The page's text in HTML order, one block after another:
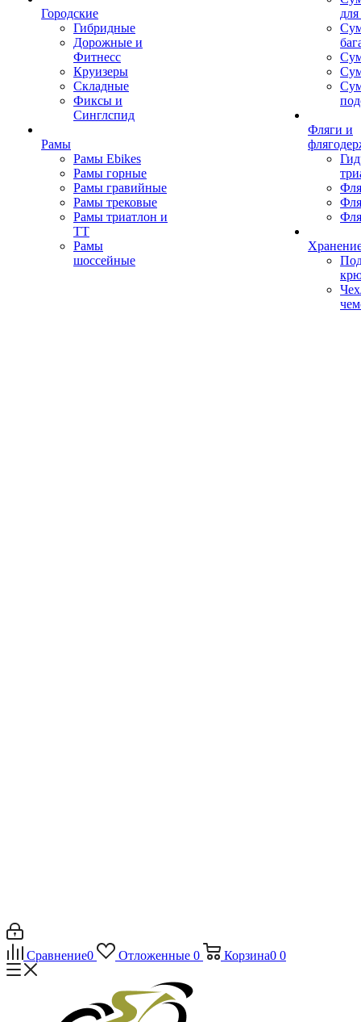
Городские
Гибридные
Дорожные и
Фитнесс
Круизеры
Складные
Фиксы и
Синглспид
Рамы
Рамы Ebikes
Рамы горные
Рамы гравийные
Рамы трековые
Рамы триатлон и
ТТ
Рамы
шоссейные
Фляги и
Сравнение0 Отложенные 0 Корзина0 0